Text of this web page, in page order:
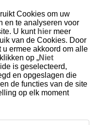
maken
Cookies om uw
en te analyseren voor
U kunt hier meer
van de Cookies. Door
u ermee akkoord om alle
op „Niet
is geselecteerd,
en opgeslagen die
de functies van de site
op elk moment